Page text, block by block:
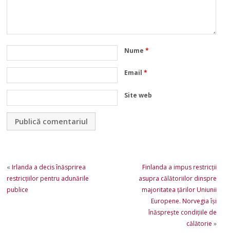
Nume*
Email*
Site web
«Irlanda a decis înăsprirea
restricțiilor pentru adunările
publice
Finlanda a impus restricţii
asupra călătoriilor dinspre
majoritatea ţărilor Uniunii
Europene. Norvegia își
înăsprește condițiile de
călătorie »